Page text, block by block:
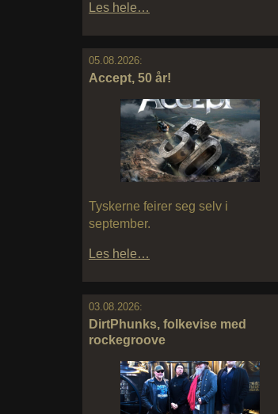
Les hele…
05.08.2026:
Accept, 50 år!
Tyskerne feirer seg selv i
september.
Les hele…
03.08.2026:
DirtPhunks, folkevise med
rockegroove